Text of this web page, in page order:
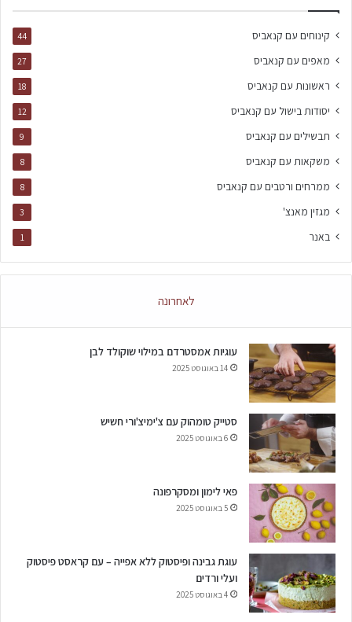
קינוחים עם קנאביס 44
מאפים עם קנאביס 27
ראשונות עם קנאביס 18
יסודות בישול עם קנאביס 12
תבשילים עם קנאביס 9
משקאות עם קנאביס 8
ממרחים ורטבים עם קנאביס 8
מגזין מאנצ' 3
באנר 1
לאחרונה
עוגיות אמסטרדם במילוי שוקולד לבן
14 באוגוסט 2025
סטייק טומהוק עם צ'ימיצ'ורי חשיש
6 באוגוסט 2025
פאי לימון ומסקרפונה
5 באוגוסט 2025
עוגת גבינה ופיסטוק ללא אפייה – עם קראסט פיסטוק
ועלי ורדים
4 באוגוסט 2025